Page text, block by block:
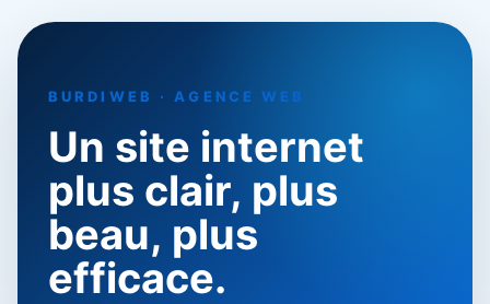
BURDIWEB · AGENCE WEB
Un site internet
plus clair, plus
beau, plus
efficace.